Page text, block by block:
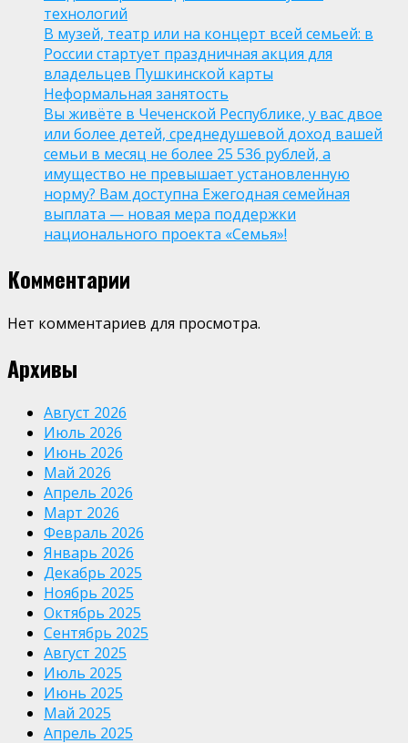
технологий
В музей, театр или на концерт всей семьей: в
России стартует праздничная акция для
владельцев Пушкинской карты
Неформальная занятость
Вы живёте в Чеченской Республике, у вас двое
или более детей, среднедушевой доход вашей
семьи в месяц не более 25 536 рублей, а
имущество не превышает установленную
норму? Вам доступна Ежегодная семейная
выплата — новая мера поддержки
национального проекта «Семья»!
Комментарии
Нет комментариев для просмотра.
Архивы
Август 2026
Июль 2026
Июнь 2026
Май 2026
Апрель 2026
Март 2026
Февраль 2026
Январь 2026
Декабрь 2025
Ноябрь 2025
Октябрь 2025
Сентябрь 2025
Август 2025
Июль 2025
Июнь 2025
Май 2025
Апрель 2025